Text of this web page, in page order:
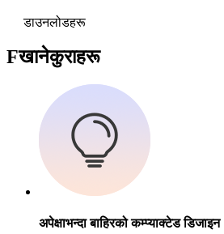
डाउनलोडहरू
Fखानेकुराहरू
अपेक्षाभन्दा बाहिरको कम्प्याक्टेड डिजाइन